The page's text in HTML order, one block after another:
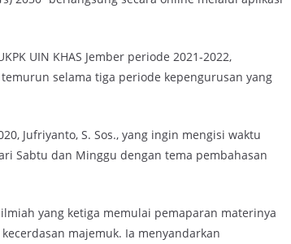
UIN KHAS Jember periode 2021-2022,
selama tiga periode kepengurusan yang
Jufriyanto, S. Sos., yang ingin mengisi waktu
Sabtu dan Minggu dengan tema pembahasan
yang ketiga memulai pemaparan materinya
majemuk. Ia menyandarkan